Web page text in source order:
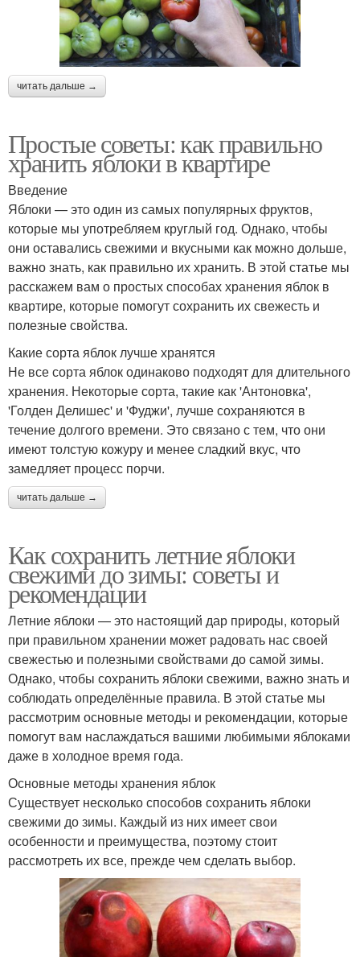
читать дальше →
Простые советы: как правильно
хранить яблоки в квартире
Введение
Яблоки — это один из самых популярных фруктов,
которые мы употребляем круглый год. Однако, чтобы
они оставались свежими и вкусными как можно дольше,
важно знать, как правильно их хранить. В этой статье мы
расскажем вам о простых способах хранения яблок в
квартире, которые помогут сохранить их свежесть и
полезные свойства.
Какие сорта яблок лучше хранятся
Не все сорта яблок одинаково подходят для длительного
хранения. Некоторые сорта, такие как 'Антоновка',
'Голден Делишес' и 'Фуджи', лучше сохраняются в
течение долгого времени. Это связано с тем, что они
имеют толстую кожуру и менее сладкий вкус, что
замедляет процесс порчи.
читать дальше →
Как сохранить летние яблоки
свежими до зимы: советы и
рекомендации
Летние яблоки — это настоящий дар природы, который
при правильном хранении может радовать нас своей
свежестью и полезными свойствами до самой зимы.
Однако, чтобы сохранить яблоки свежими, важно знать и
соблюдать определённые правила. В этой статье мы
рассмотрим основные методы и рекомендации, которые
помогут вам наслаждаться вашими любимыми яблоками
даже в холодное время года.
Основные методы хранения яблок
Существует несколько способов сохранить яблоки
свежими до зимы. Каждый из них имеет свои
особенности и преимущества, поэтому стоит
рассмотреть их все, прежде чем сделать выбор.